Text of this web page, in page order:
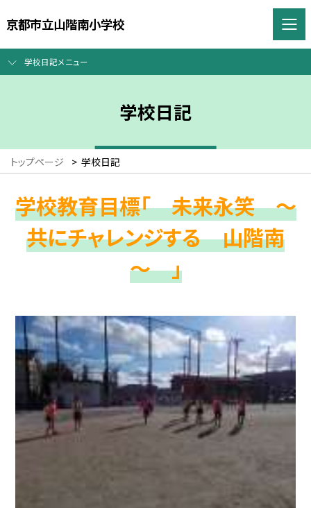
京都市立山階南小学校
学校日記メニュー
学校日記
トップページ > 学校日記
学校教育目標「 未来永笑 ～
共にチャレンジする 山階南
～ 」